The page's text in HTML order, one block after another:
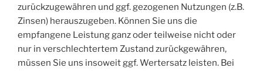
zurückzugewähren und ggf. gezogenen Nutzungen (z.B.
Zinsen) herauszugeben. Können Sie uns die
empfangene Leistung ganz oder teilweise nicht oder
nur in verschlechtertem Zustand zurückgewähren,
müssen Sie uns insoweit ggf. Wertersatz leisten. Bei